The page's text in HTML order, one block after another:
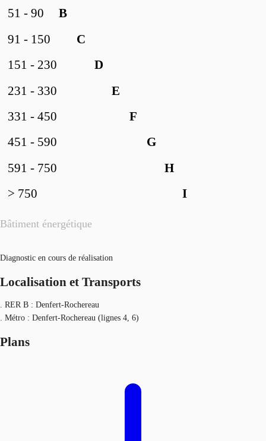
Bâtiment énergétique
B
51 - 90
C
91 - 150
D
151 - 230
E
231 - 330
F
331 - 450
G
451 - 590
H
591 - 750
I
> 750
Diagnostic en cours de réalisation
Localisation et Transports
. RER B : Denfert-Rochereau
. Métro : Denfert-Rochereau (lignes 4, 6)
Plans